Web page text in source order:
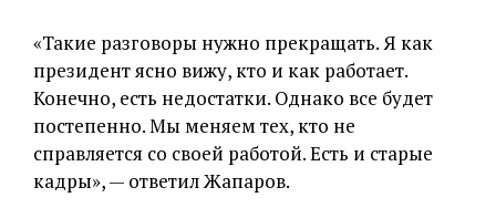
«Такие разговоры нужно прекращать. Я как
президент ясно вижу, кто и как работает.
Конечно, есть недостатки. Однако все будет
постепенно. Мы меняем тех, кто не
справляется со своей работой. Есть и старые
кадры», — ответил Жапаров.